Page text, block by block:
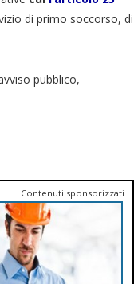
di primo soccorso, di
pubblico,
Contenuti sponsorizzati